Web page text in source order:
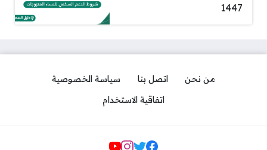
1447
من نحن اتصل بنا
سياسة الخصوصية
اتفاقية الاستخدام